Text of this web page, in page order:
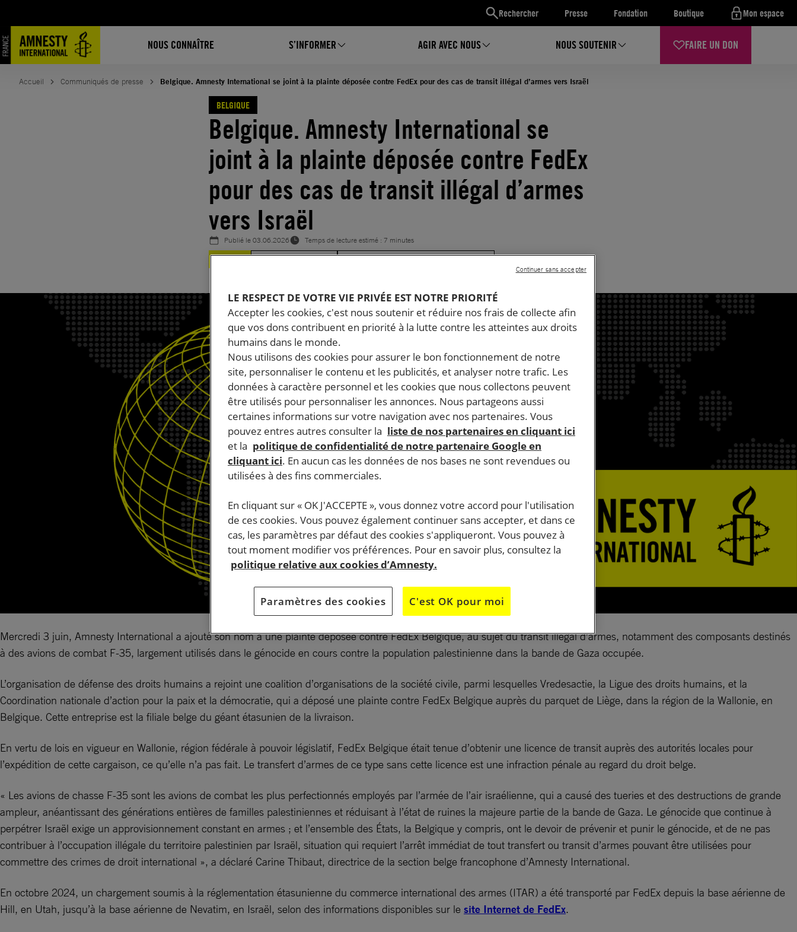
Rechercher Presse Fondation Boutique Mon espace
NOUS CONNAÎTRE S’INFORMER AGIR AVEC NOUS NOUS SOUTENIR FAIRE UN DON
contenu
Accueil Communiqués de presse Belgique. Amnesty International se joint à la plainte déposée contre FedEx pour des cas de transit illégal d’armes vers Israël
BELGIQUE
Belgique. Amnesty International se
joint à la plainte déposée contre FedEx
pour des cas de transit illégal d’armes
vers Israël
Publié le03.06.2026
Temps de lecture estimé : 7 minutes
Mercredi 3 juin, Amnesty International a ajouté son nom à une plainte déposée contre FedEx Belgique, au sujet du transit illégal d’armes, notamment des composants destinés
à des avions de combat F-35, largement utilisés dans le génocide en cours contre la population palestinienne dans la bande de Gaza occupée.
L’organisation de défense des droits humains a rejoint une coalition d’organisations de la société civile, parmi lesquelles Vredesactie, la Ligue des droits humains, et la
Coordination nationale d’action pour la paix et la démocratie, qui a déposé une plainte contre FedEx Belgique auprès du parquet de Liège, dans la région de la Wallonie, en
Belgique. Cette entreprise est la filiale belge du géant étasunien de la livraison.
En vertu de lois en vigueur en Wallonie, région fédérale à pouvoir législatif, FedEx Belgique était tenue d’obtenir une licence de transit auprès des autorités locales pour
l’expédition de cette cargaison, ce qu’elle n’a pas fait. Le transfert d’armes de ce type sans cette licence est une infraction pénale au regard du droit belge.
« Les avions de chasse F-35 sont les avions de combat les plus perfectionnés employés par l’armée de l’air israélienne, qui a causé des tueries et des destructions de grande
ampleur, anéantissant des générations entières de familles palestiniennes et réduisant à l’état de ruines la majeure partie de la bande de Gaza. Le génocide que continue à
perpétrer Israël exige un approvisionnement constant en armes ; et l’ensemble des États, la Belgique y compris, ont le devoir de prévenir et punir le génocide, et de ne pas
contribuer à l’occupation illégale du territoire palestinien par Israël, situation qui requiert l’arrêt immédiat de tout transfert ou transit d’armes pouvant être utilisées pour
commettre des crimes de droit international », a déclaré Carine Thibaut, directrice de la section belge francophone d’Amnesty International.
En octobre 2024, un chargement soumis à la réglementation étasunienne du commerce international des armes (ITAR) a été transporté par FedEx depuis la base aérienne de
Hill, en Utah, jusqu’à la base aérienne de Nevatim, en Israël, selon des informations disponibles sur le site Internet de FedEx.
LE RESPECT DE VOTRE VIE PRIVÉE EST NOTRE PRIORITÉ
Accepter les cookies, c'est nous soutenir et réduire nos frais de collecte afin
que vos dons contribuent en priorité à la lutte contre les atteintes aux droits
humains dans le monde.
Nous utilisons des cookies pour assurer le bon fonctionnement de notre
site, personnaliser le contenu et les publicités, et analyser notre trafic. Les
données à caractère personnel et les cookies que nous collectons peuvent
être utilisés pour personnaliser les annonces. Nous partageons aussi
certaines informations sur votre navigation avec nos partenaires. Vous
pouvez entres autres consulter la liste de nos partenaires en cliquant ici
et la politique de confidentialité de notre partenaire Google en
cliquant ici. En aucun cas les données de nos bases ne sont revendues ou
utilisées à des fins commerciales.
En cliquant sur « OK J'ACCEPTE », vous donnez votre accord pour l'utilisation
de ces cookies. Vous pouvez également continuer sans accepter, et dans ce
cas, les paramètres par défaut des cookies s'appliqueront. Vous pouvez à
tout moment modifier vos préférences. Pour en savoir plus, consultez la
politique relative aux cookies d’Amnesty.
Paramètres des cookies C'est OK pour moi
Continuer sans accepter